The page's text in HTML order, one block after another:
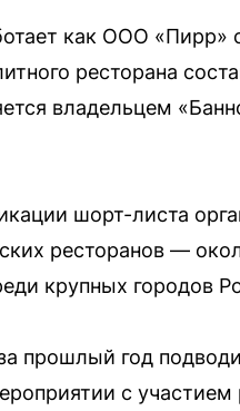
как ООО «Пирр»
ресторана
владельцем
шорт-листа
ресторанов —
крупных городов
прошлый год
с участием